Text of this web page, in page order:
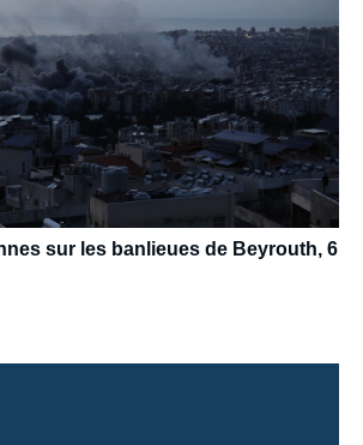
sur les banlieues de Beyrouth, 6